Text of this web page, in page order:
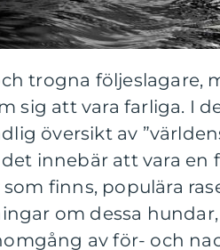
trogna följeslagare,
sig att vara farliga. I
översikt av
innebär att vara en
finns, populära
om dessa
av för- och